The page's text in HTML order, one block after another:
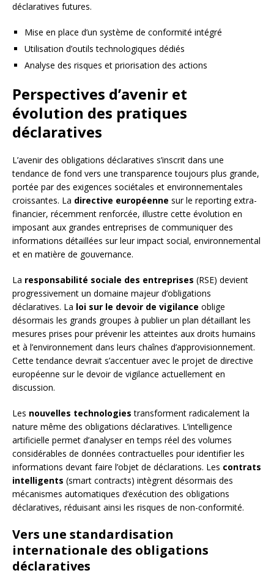
déclaratives futures.
Mise en place d’un système de conformité intégré
Utilisation d’outils technologiques dédiés
Analyse des risques et priorisation des actions
Perspectives d’avenir et
évolution des pratiques
déclaratives
L’avenir des obligations déclaratives s’inscrit dans une
tendance de fond vers une transparence toujours plus grande,
portée par des exigences sociétales et environnementales
croissantes. La directive européenne sur le reporting extra-
financier, récemment renforcée, illustre cette évolution en
imposant aux grandes entreprises de communiquer des
informations détaillées sur leur impact social, environnemental
et en matière de gouvernance.
La responsabilité sociale des entreprises (RSE) devient
progressivement un domaine majeur d’obligations
déclaratives. La loi sur le devoir de vigilance oblige
désormais les grands groupes à publier un plan détaillant les
mesures prises pour prévenir les atteintes aux droits humains
et à l’environnement dans leurs chaînes d’approvisionnement.
Cette tendance devrait s’accentuer avec le projet de directive
européenne sur le devoir de vigilance actuellement en
discussion.
Les nouvelles technologies transforment radicalement la
nature même des obligations déclaratives. L’intelligence
artificielle permet d’analyser en temps réel des volumes
considérables de données contractuelles pour identifier les
informations devant faire l’objet de déclarations. Les contrats
intelligents (smart contracts) intègrent désormais des
mécanismes automatiques d’exécution des obligations
déclaratives, réduisant ainsi les risques de non-conformité.
Vers une standardisation
internationale des obligations
déclaratives